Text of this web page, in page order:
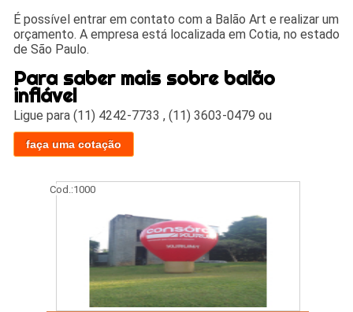
É possível entrar em contato com a Balão Art e realizar um
orçamento. A empresa está localizada em Cotia, no estado
de São Paulo.
Para saber mais sobre balão
inflável
Ligue para(11) 4242-7733 ,(11) 3603-0479 ou
faça uma cotação
Cod.:1000